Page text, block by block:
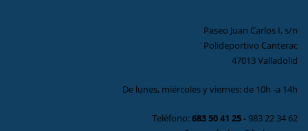
Paseo Juan Carlos I, s/n
Polideportivo Canterac
47013 Valladolid
De lunes, miércoles y viernes: de 10h -a 14h
Teléfono:683 50 41 25-983 22 34 62